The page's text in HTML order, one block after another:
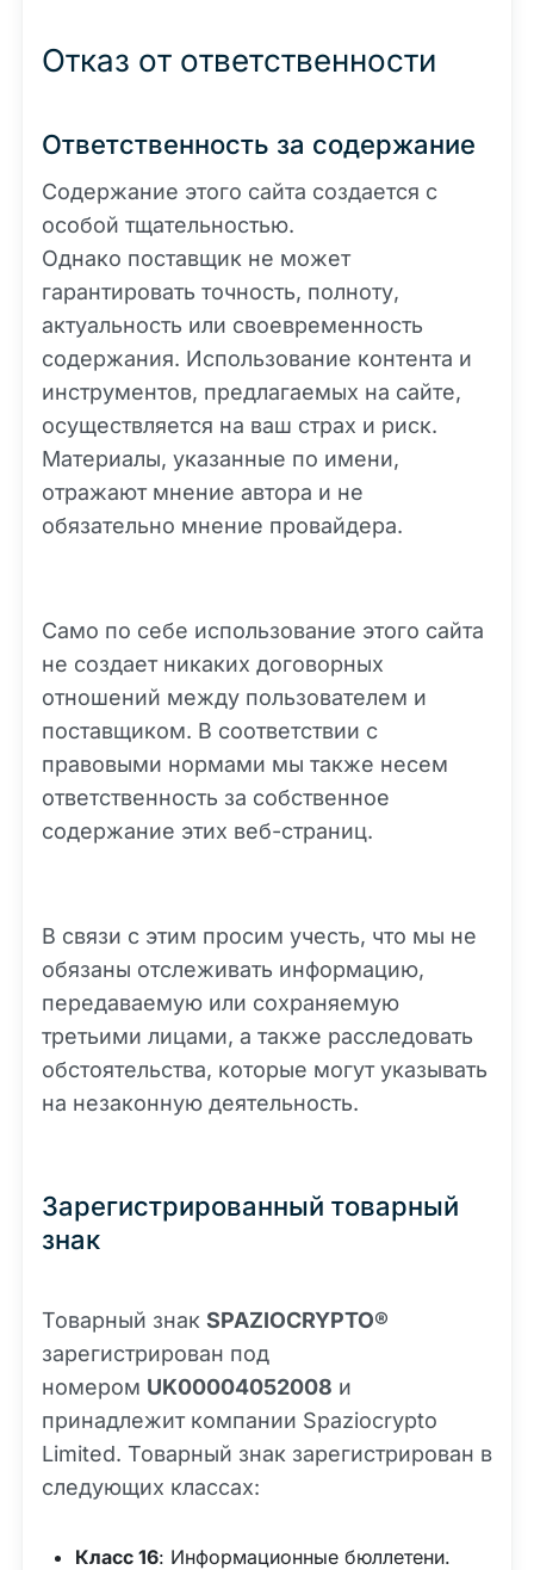
Отказ от ответственности
Ответственность за содержание
Содержание этого сайта создается с
особой тщательностью.
Однако поставщик не может
гарантировать точность, полноту,
актуальность или своевременность
содержания. Использование контента и
инструментов, предлагаемых на сайте,
осуществляется на ваш страх и риск.
Материалы, указанные по имени,
отражают мнение автора и не
обязательно мнение провайдера.
Само по себе использование этого сайта
не создает никаких договорных
отношений между пользователем и
поставщиком. В соответствии с
правовыми нормами мы также несем
ответственность за собственное
содержание этих веб-страниц.
В связи с этим просим учесть, что мы не
обязаны отслеживать информацию,
передаваемую или сохраняемую
третьими лицами, а также расследовать
обстоятельства, которые могут указывать
на незаконную деятельность.
Зарегистрированный товарный
знак
Товарный знак SPAZIOCRYPTO®
зарегистрирован под
номером UK00004052008 и
принадлежит компании Spaziocrypto
Limited. Товарный знак зарегистрирован в
следующих классах:
Класс 16: Информационные бюллетени.